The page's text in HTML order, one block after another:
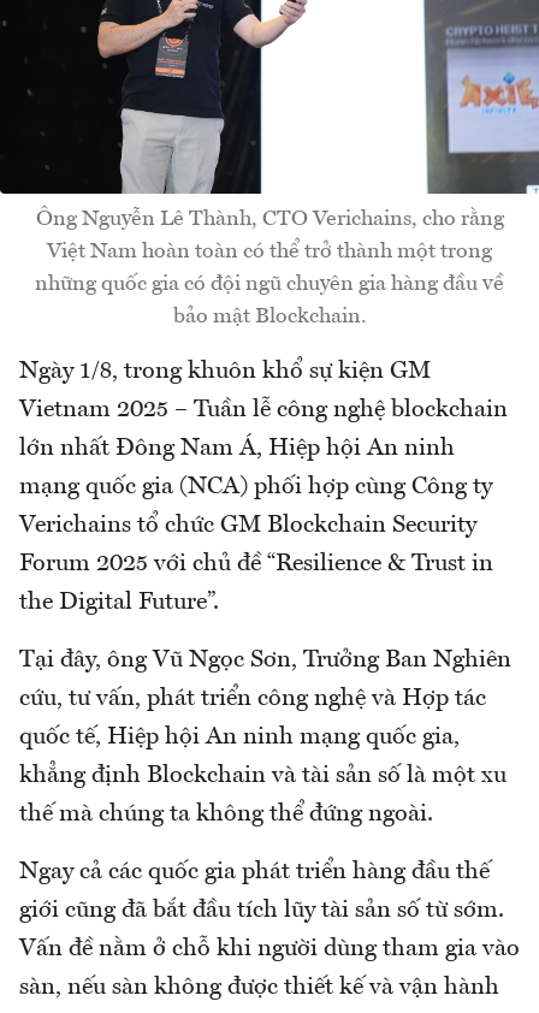
Ông Nguyễn Lê Thành, CTO Verichains, cho rằng
Việt Nam hoàn toàn có thể trở thành một trong
những quốc gia có đội ngũ chuyên gia hàng đầu về
bảo mật Blockchain.
Ngày 1/8, trong khuôn khổ sự kiện GM
Vietnam 2025 – Tuần lễ công nghệ blockchain
lớn nhất Đông Nam Á, Hiệp hội An ninh
mạng quốc gia (NCA) phối hợp cùng Công ty
Verichains tổ chức GM Blockchain Security
Forum 2025 với chủ đề “Resilience & Trust in
the Digital Future”.
Tại đây, ông Vũ Ngọc Sơn, Trưởng Ban Nghiên
cứu, tư vấn, phát triển công nghệ và Hợp tác
quốc tế, Hiệp hội An ninh mạng quốc gia,
khẳng định Blockchain và tài sản số là một xu
thế mà chúng ta không thể đứng ngoài.
Ngay cả các quốc gia phát triển hàng đầu thế
giới cũng đã bắt đầu tích lũy tài sản số từ sớm.
Vấn đề nằm ở chỗ khi người dùng tham gia vào
sàn, nếu sàn không được thiết kế và vận hành